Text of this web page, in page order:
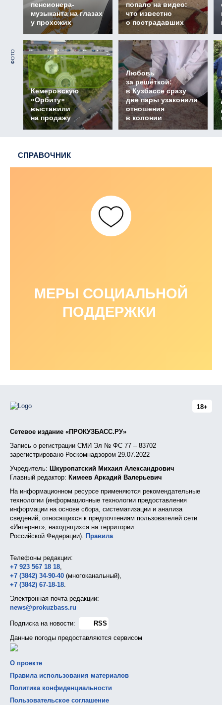
пенсионера-
музыканта на глазах
у прохожих
попало на видео:
что известно
о пострадавших
ФОТО
Кемеровскую
«Орбиту»
выставили
на продажу
Любовь
за решёткой:
в Кузбассе сразу
две пары узаконили
отношения
в колонии
СПРАВОЧНИК
МЕРЫ СОЦИАЛЬНОЙ
ПОДДЕРЖКИ
18+
Сетевое издание «ПРОКУЗБАСС.РУ»
Запись о регистрации СМИ Эл № ФС 77 – 83702
зарегистрировано Роскомнадзором 29.07.2022
Учредитель: Шкуропатский Михаил Александрович
Главный редактор: Кимеев Аркадий Валерьевич
На информационном ресурсе применяются рекомендательные
технологии (информационные технологии предоставления
информации на основе сбора, систематизации и анализа
сведений, относящихся к предпочтениям пользователей сети
«Интернет», находящихся на территории
Российской Федерации). Правила
Телефоны редакции:
+7 923 567 18 18,
+7 (3842) 34-90-40 (многоканальный),
+7 (3842) 67-18-18.
Электронная почта редакции:
news@prokuzbass.ru
Подписка на новости:
RSS
Данные погоды предоставляются сервисом
О проекте
Правила использования материалов
Политика конфиденциальности
Пользовательское соглашение